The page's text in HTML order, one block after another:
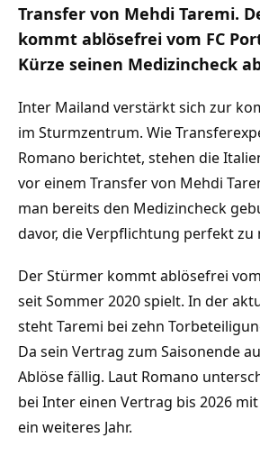
Transfer von Mehdi Taremi.
kommt ablösefrei vom FC
Kürze seinen Medizincheck
Inter Mailand verstärkt sich zur
im Sturmzentrum. Wie
Romano berichtet, stehen die
vor einem Transfer von Mehdi
man bereits den Medizincheck
davor, die Verpflichtung perfekt zu
Der Stürmer kommt ablösefrei
seit Sommer 2020 spielt. In der
steht Taremi bei zehn
Da sein Vertrag zum Saisonende
Ablöse fällig. Laut Romano
bei Inter einen Vertrag bis 2026
ein weiteres Jahr.